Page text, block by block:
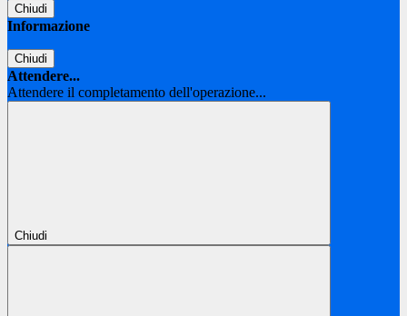
Chiudi
Informazione
Chiudi
Attendere...
Attendere il completamento dell'operazione...
Chiudi